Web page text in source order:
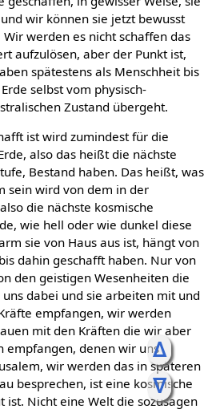
ᐃ
ᐁ
wir können sie jetzt bewusst
werden es nicht schaffen das
aufzulösen, aber der Punkt ist,
spätestens als Menschheit bis
selbst vom physisch-
Zustand übergeht.
ist wird zumindest für die
also das heißt die nächste
Bestand haben. Das heißt, was
sein wird von dem in der
die nächste kosmische
wie hell oder wie dunkel diese
sie von Haus aus ist, hängt von
dahin geschafft haben. Nur von
den geistigen Wesenheiten die
dabei und sie arbeiten mit und
empfangen, wir werden
mit den Kräften die wir aber
empfangen, denen wir uns
wir werden das in späteren
besprechen, ist eine kosmische
ist. Nicht eine Welt die sozusagen